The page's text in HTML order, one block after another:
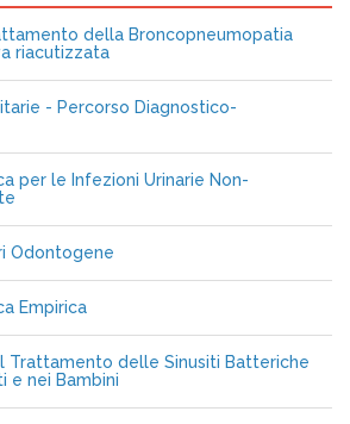
della Broncopneumopatia
riacutizzata
- Percorso Diagnostico-
per le Infezioni Urinarie Non-
Odontogene
Empirica
Trattamento delle Sinusiti Batteriche
e nei Bambini